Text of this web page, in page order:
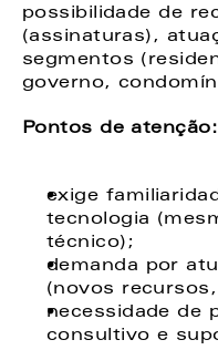
possibilidade de
(assinaturas),
segmentos
governo,
Pontos de atenção:
exige
tecnologia
técnico);
demanda por
(novos
necessidade de
consultivo e